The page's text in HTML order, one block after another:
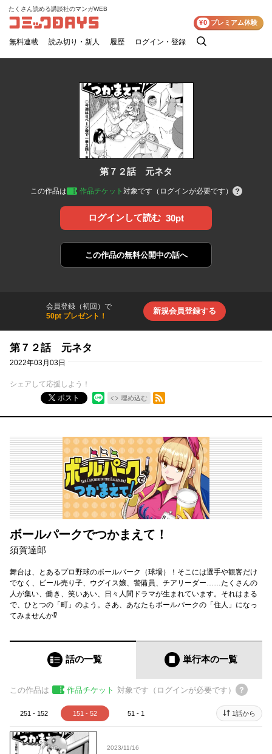
コミックDAYS
たくさん読める講談社のマンガWEB
無料連載 読み切り・新人 履歴 ログイン・登録
検
¥0 プレミアム体験
第７２話 元ネタ
この作品は 作品チケット 対象です（ログインが必要です）
ログインして読む 30pt
この作品の無料公開中の話へ
会員登録（初回）で
50pt プレゼント！
新規会員登録する
第７２話 元ネタ
2022年03月03日
シェアして応援しよう！
ポスト
埋め込む
RSSフィード
ボールパークでつかまえて！
須賀達郎
舞台は、とあるプロ野球のボールパーク（球場）！そこには選手や観客だけ
でなく、ビール売り子、ウグイス嬢、警備員、チアリーダー……たくさんの
人が集い、働き、笑いあい、日々人間ドラマが生まれています。それはまる
で、ひとつの「町」のよう。さあ、あなたもボールパークの「住人」になっ
てみませんか⁉
話の一覧 単行本の一覧
この作品は 作品チケット 対象です（ログインが必要です）
251 - 152 151 - 52 51 - 1 1話から
2023/11/16